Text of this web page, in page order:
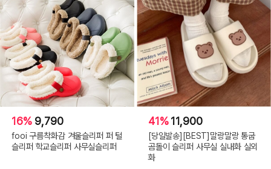
16% 9,790
fooi 구름착화감 겨울슬리퍼 퍼 털
슬리퍼 학교슬리퍼 사무실슬리퍼
41%11,900
[당일발송][BEST]말랑말랑 통굽
곰돌이 슬리퍼 사무실 실내화 실외
화